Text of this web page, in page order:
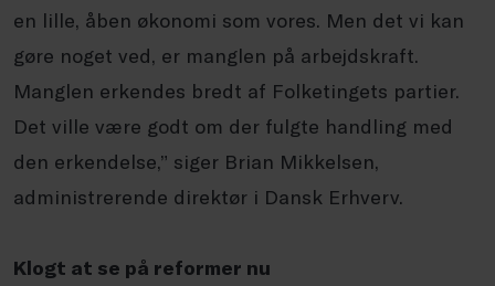
en lille, åben økonomi som vores. Men det vi kan
gøre noget ved, er manglen på arbejdskraft.
Manglen erkendes bredt af Folketingets partier.
Det ville være godt om der fulgte handling med
den erkendelse,” siger Brian Mikkelsen,
administrerende direktør i Dansk Erhverv.
Klogt at se på reformer nu